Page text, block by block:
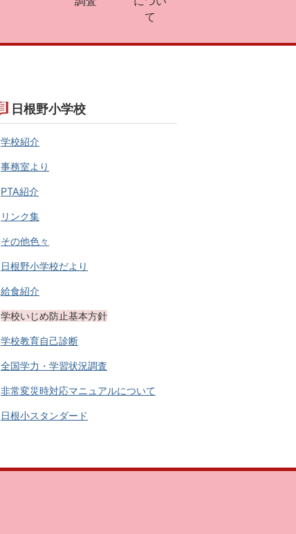
て
日根野小学校
学校紹介
事務室より
PTA紹介
リンク集
その他色々
日根野小学校だより
給食紹介
学校いじめ防止基本方針
学校教育自己診断
全国学力・学習状況調査
非常変災時対応マニュアルについて
日根小スタンダード